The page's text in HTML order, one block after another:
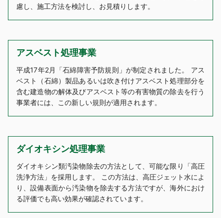
慮し、施工方法を検討し、お見積りします。
アスベスト処理事業
平成17年2月「石綿障害予防規則」が制定されました。 アス
ベスト（石綿）製品あるいは吹き付けアスベスト処理部分を
含む建造物の解体及びアスベスト等の有害物質の除去を行う
事業者には、この新しい規則が適用されます。
ダイオキシン処理事業
ダイオキシン類汚染物除去の方法として、可能な限り「高圧
洗浄方法」を採用します。 この方法は、高圧ジェット水によ
り、設備表面から汚染物を除去する方法ですが、海外におけ
る評価でも高い効果が確認されています。